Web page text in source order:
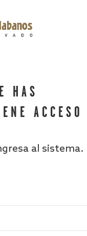
HAS
ACCESO
al sistema.